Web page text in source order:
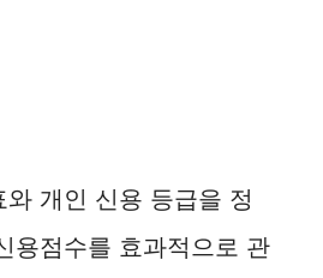
와 개인 신용 등급을 정
용점수를 효과적으로 관